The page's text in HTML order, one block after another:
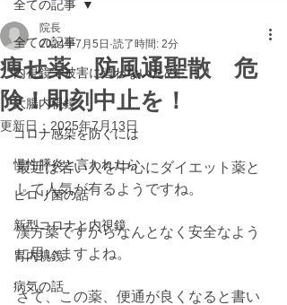
全ての記事
内視鏡で被害に遭わないために！！
大腸内視鏡
コロナ感染を防ぐには
慢性膵炎と言われたら
ピロリ菌の話
新型コロナと内視鏡
胃内視鏡
病気の話
全ての記事
痩せ薬 防風通聖散 危
険！即刻中止を！
院長
2024年7月5日 読了時間: 2分
更新日： 2025年7月13日
最近は若い人を中心にダイエット薬と
して人気が有るようですね。
漢方薬ですからなんとなく安全なよう
に思いますよね。
さて、この薬、便通が良くなると書い